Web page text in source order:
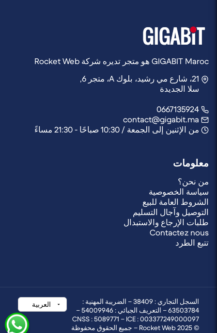
GIGABIT Maroc هو متجر تديره شركة Rocket Web
21، شارع مي رشيد، بلوك A، متجر 6,
سلا الجديدة
من الإثنين إلى الجمعة / 10:30 صباحًا - 21:30 مساءً
معلومات
من نحن؟
سياسة الخصوصية
الشروط العامة للبيع
التوصيل وآجال التسليم
طلبات الإرجاع والاستبدال
Contactez nous
تتبع الطرد
السجل التجاري : 38409 – الضريبة المهنية :
63503784 – التعريف الجبائي : 54009946 –
CNSS : 5089771 – ICE : 003377249000097
© 2025 Rocket Web – جميع الحقوق محفوظة